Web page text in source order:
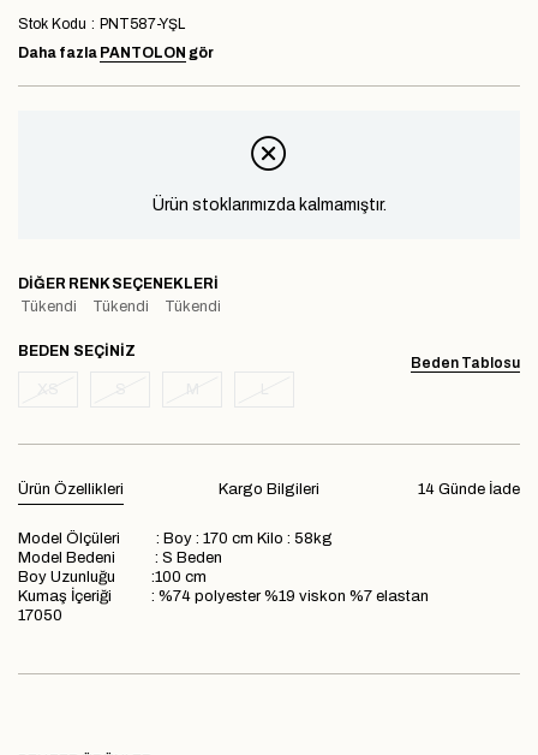
Stok Kodu
PNT587-YŞL
Daha fazla PANTOLON gör
Ürün stoklarımızda kalmamıştır.
DIĞER RENK SEÇENEKLERI
Tükendi
Tükendi Tükendi
Beden Tablosu
BEDEN
Ürün Özellikleri 14 Günde İade
Kargo Bilgileri
Model Ölçüleri : Boy : 170 cm Kilo : 58kg
Model Bedeni : S Beden
Boy Uzunluğu :100 cm
Kumaş İçeriği : %74 polyester %19 viskon %7 elastan
17050